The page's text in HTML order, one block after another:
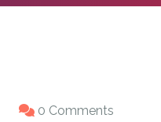
0 Comments